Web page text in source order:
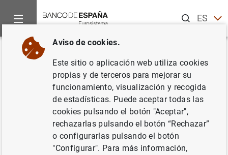
ESEN
Inicio Publicaciones
Volver
Boletín Informativo de las
Estadísticas del Banco de
España. Abril 2026
Aviso de cookies.
Este sitio o aplicación web utiliza cookies
propias y de terceros para mejorar su
funcionamiento, visualización y recogida
de estadísticas. Puede aceptar todas las
cookies pulsando el botón "Aceptar",
rechazarlas pulsando el botón “Rechazar”
o configurarlas pulsando el botón
"Configurar". Para más información,